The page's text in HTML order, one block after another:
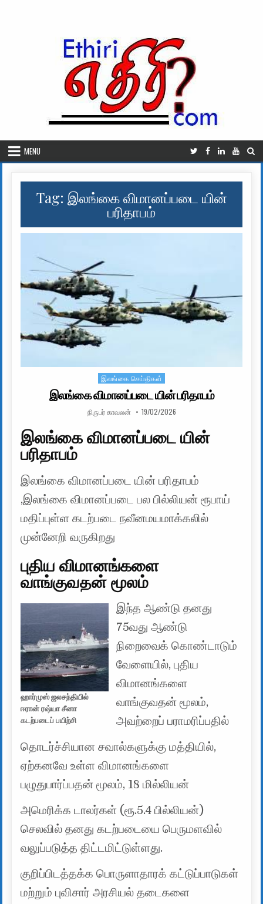
MENU
Tag: இலங்கை விமானப்படை யின்
பரிதாபம்
Posted in
இலங்கை செய்திகள்
இலங்கை விமானப்படை யின் பரிதாபம்
AUTHOR:
நிருபர் காவலன் PUBLISHED DATE:
19/02/2026
இலங்கை விமானப்படை யின்
பரிதாபம்
இலங்கை விமானப்படை யின் பரிதாபம்
,இலங்கை விமானப்படை பல பில்லியன் ரூபாய்
மதிப்புள்ள கடற்படை நவீனமயமாக்கலில்
முன்னேறி வருகிறது
புதிய விமானங்களை
வாங்குவதன் மூலம்
ஹார்முஸ் ஜலசந்தியில்
ஈரான் ரஷ்யா சீனா
கடற்படைப் பயிற்சி
இந்த ஆண்டு தனது
75வது ஆண்டு
நிறைவைக் கொண்டாடும்
வேளையில், புதிய
விமானங்களை
வாங்குவதன் மூலம்,
அவற்றைப் பராமரிப்பதில்
தொடர்ச்சியான சவால்களுக்கு மத்தியில்,
ஏற்கனவே உள்ள விமானங்களை
பழுதுபார்ப்பதன் மூலம், 18 மில்லியன்
அமெரிக்க டாலர்கள் (ரூ.5.4 பில்லியன்)
செலவில் தனது கடற்படையை பெருமளவில்
வலுப்படுத்த திட்டமிட்டுள்ளது.
குறிப்பிடத்தக்க பொருளாதாரக் கட்டுப்பாடுகள்
மற்றும் புவிசார் அரசியல் தடைகளை